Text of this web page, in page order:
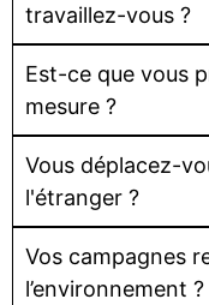
travaillez-vous ?
Est-ce que vous
mesure ?
Vous déplacez-
l'étranger ?
Vos campagnes
l’environnement ?